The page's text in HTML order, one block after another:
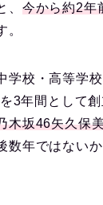
、 今から約2年
。
学校・高等学
3年間として
木坂46矢久保
数年ではない